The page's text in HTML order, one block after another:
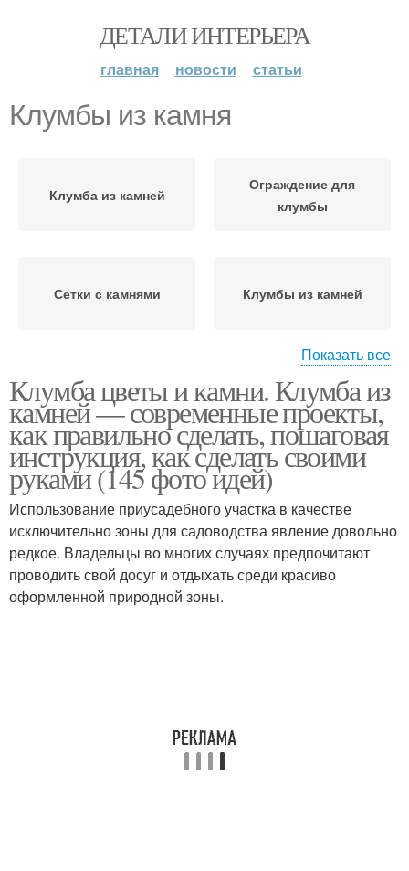
ДЕТАЛИ ИНТЕРЬЕРА
главная новости статьи
Клумбы из камня
Клумба из камней
Ограждение для
клумбы
Сетки с камнями Клумбы из камней
Камни для
ландшафтного дизайна
Показать все
Клумба цветы и камни. Клумба из
камней — современные проекты,
как правильно сделать, пошаговая
инструкция, как сделать своими
руками (145 фото идей)
Использование приусадебного участка в качестве
исключительно зоны для садоводства явление довольно
редкое. Владельцы во многих случаях предпочитают
проводить свой досуг и отдыхать среди красиво
оформленной природной зоны.